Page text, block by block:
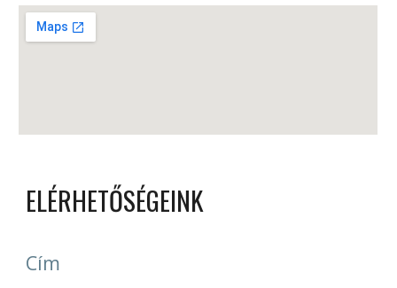
ELÉRHETŐSÉGEINK
Cím